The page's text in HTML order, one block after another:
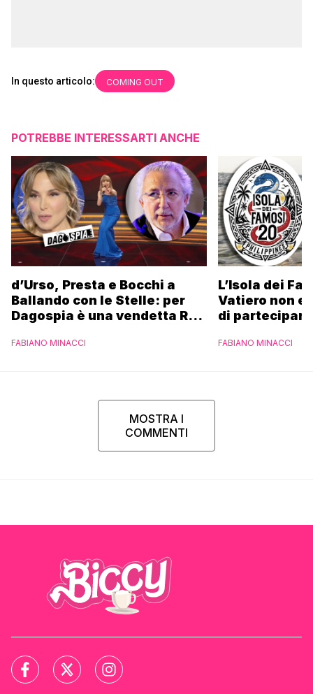
In questo articolo: COMING OUT
POTREBBE INTERESSARTI ANCHE
d’Urso, Presta e Bocchi a
Ballando con le Stelle: per
Dagospia è una vendetta Rai
FABIANO MINACCI
L’Isola dei
Vatiero non
di
FABIANO MINACCI
MOSTRA I
COMMENTI